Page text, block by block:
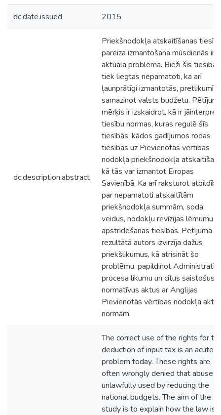
dc.date.issued 2015
dc.description.abstract
Priekšnodokļa atskaitīšanas
pareiza izmantošana mūsdienās ir
aktuāla problēma. Bieži šīs tiesības
tiek liegtas nepamatoti, ka arī
ļaunprātīgi izmantotās, pretlikumīgi
samazinot valsts budžetu.
mērķis ir izskaidrot, kā ir
tiesību normas, kuras regulē šīs
tiesībās, kādos gadījumos rodas
tiesības uz Pievienotās vērtības
nodokļa priekšnodokļa
kā tās var izmantot Eiropas
Savienībā. Ka arī raksturot atbildību
par nepamatoti atskaitītām
priekšnodokļa summām, soda
veidus, nodokļu revīzijas lēmumu
apstrīdēšanas tiesības. Pētījuma
rezultātā autors izvirzīja dažus
priekšlikumus, kā atrisināt šo
problēmu, papildinot
procesa likumu un citus saistošus
normatīvus aktus ar Anglijas
Pievienotās vērtības nodokļa akta
normām.
The correct use of the rights for
deduction of input tax is an acute
problem today. These rights are
often wrongly denied that abuse,
unlawfully used by reducing the
national budgets. The aim of the
study is to explain how the law is